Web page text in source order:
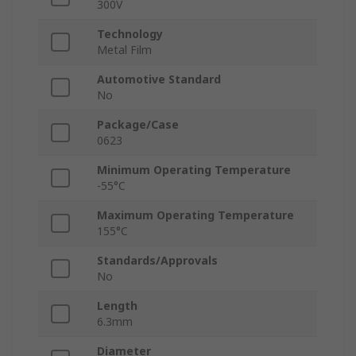
300V
Technology
Metal Film
Automotive Standard
No
Package/Case
0623
Minimum Operating Temperature
-55°C
Maximum Operating Temperature
155°C
Standards/Approvals
No
Length
6.3mm
Diameter